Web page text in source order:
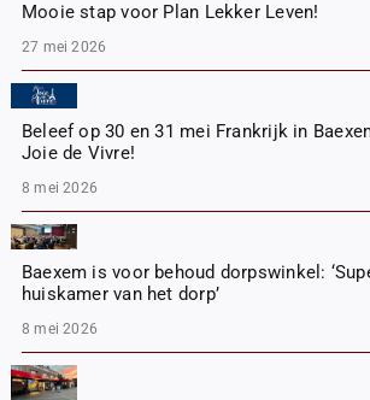
Mooie stap voor Plan Lekker Leven!
27 mei 2026
Beleef op 30 en 31 mei Frankrijk in
Joie de Vivre!
8 mei 2026
Baexem is voor behoud dorpswinkel:
huiskamer van het dorp’
8 mei 2026